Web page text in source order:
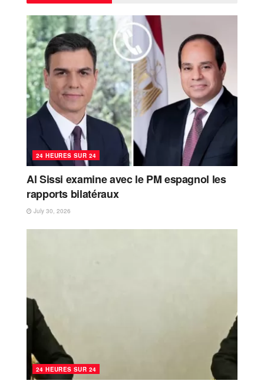
24 HEURES SUR 24
Al Sissi examine avec le PM espagnol les
rapports bilatéraux
July 30, 2026
24 HEURES SUR 24